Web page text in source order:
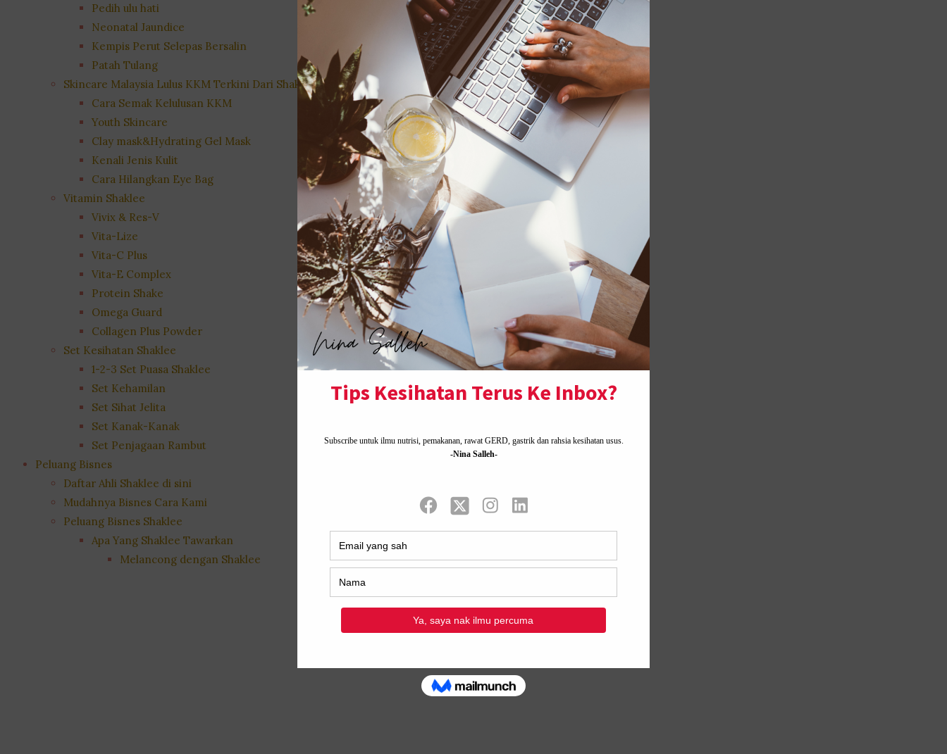
Pedih ulu hati
Neonatal Jaundice
Kempis Perut Selepas Bersalin
Patah Tulang
Skincare Malaysia Lulus KKM Terkini Dari Shaklee
Cara Semak Kelulusan KKM
Youth Skincare
Clay mask&Hydrating Gel Mask
Kenali Jenis Kulit
Cara Hilangkan Eye Bag
Vitamin Shaklee
Vivix & Res-V
Vita-Lize
Vita-C Plus
Vita-E Complex
Protein Shake
Omega Guard
Collagen Plus Powder
Set Kesihatan Shaklee
1-2-3 Set Puasa Shaklee
Set Kehamilan
Set Sihat Jelita
Set Kanak-Kanak
Set Penjagaan Rambut
Peluang Bisnes
Daftar Ahli Shaklee di sini
Mudahnya Bisnes Cara Kami
Peluang Bisnes Shaklee
Apa Yang Shaklee Tawarkan
Melancong dengan Shaklee